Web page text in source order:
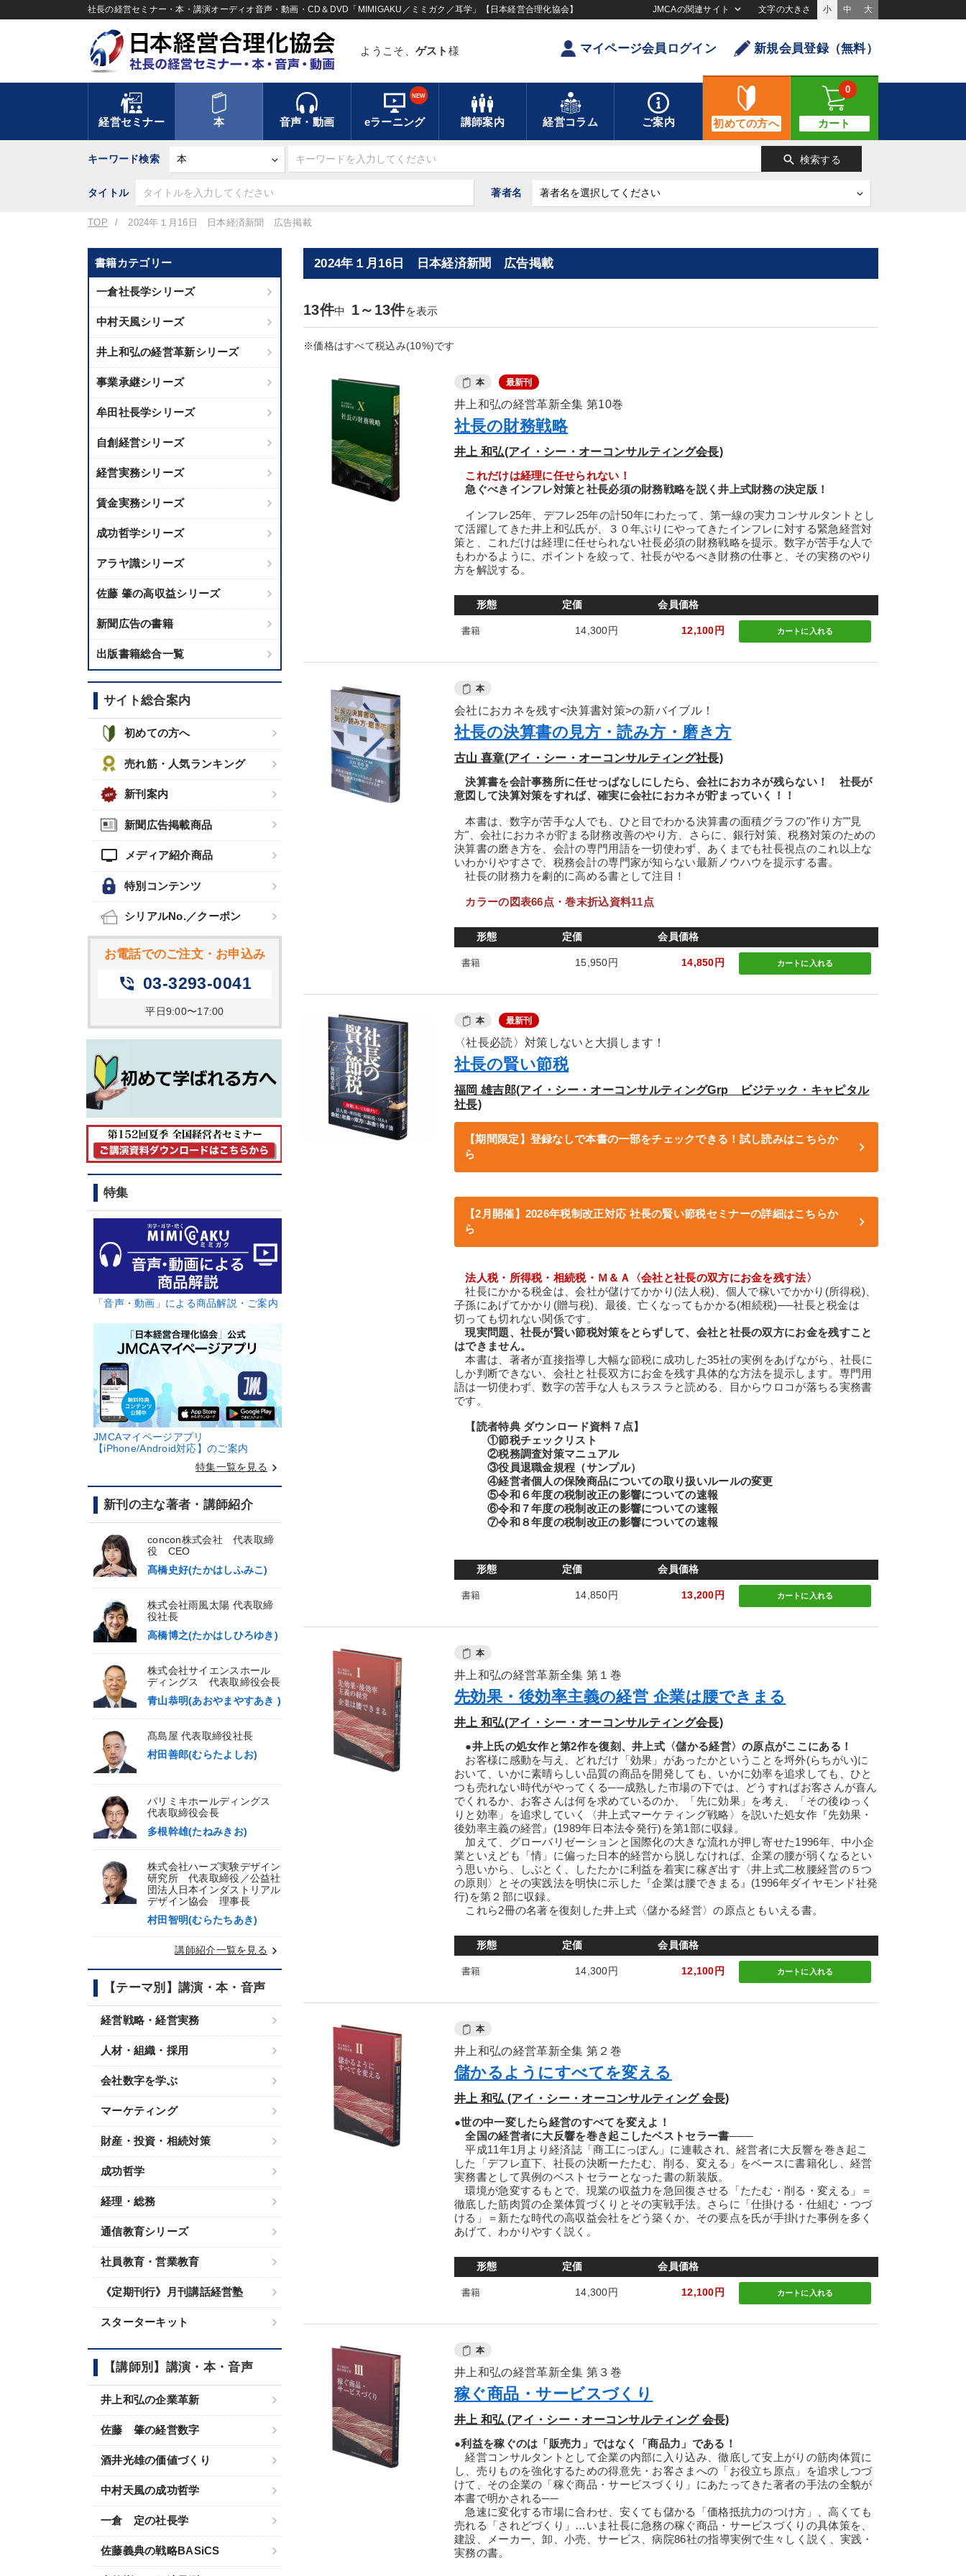
社長の経営セミナー・本・講演オーディオ音声・動画・CD＆DVD「MIMIGAKU／ミミガク／耳学」【日本経営合理化協会】 JMCAの関連サイト 文字の大きさ 小 中 大
ようこそ、 ゲスト 様 マイページ会員ログイン 新規会員登録（無料）
経営セミナー 本 音声・動画 eラーニング
NEW
講師案内 経営コラム ご案内 初めての方へ カート
0
キーワード検索 search 検索する
タイトル 著者名
TOP 2024年１月16日 日本経済新聞 広告掲載
書籍カテゴリー
一倉社長学シリーズ
中村天風シリーズ
井上和弘の経営革新シリーズ
事業承継シリーズ
牟田社長学シリーズ
自創経営シリーズ
経営実務シリーズ
賃金実務シリーズ
成功哲学シリーズ
アラヤ識シリーズ
佐藤 肇の高収益シリーズ
新聞広告の書籍
出版書籍総合一覧
サイト総合案内
初めての方へ
売れ筋・人気ランキング
新刊案内
新聞広告掲載商品
tv メディア紹介商品
特別コンテンツ
シリアルNo.／クーポン
お電話でのご注文・お申込み
phone_in_talk 03-3293-0041
平日9:00〜17:00
特集
「音声・動画」による商品解説・ご案内
JMCAマイページアプリ
【iPhone/Android対応】のご案内
特集一覧を見る keyboard_arrow_right
新刊の主な著者・講師紹介
concon株式会社 代表取締
役 CEO
髙橋史好(たかはしふみこ)
株式会社雨風太陽 代表取締
役社長
高橋博之(たかはしひろゆき)
株式会社サイエンスホール
ディングス 代表取締役会長
青山恭明(あおやまやすあき )
髙島屋 代表取締役社長
村田善郎(むらたよしお)
パリミキホールディングス
代表取締役会長
多根幹雄(たねみきお)
株式会社ハーズ実験デザイン
研究所 代表取締役／公益社
団法人日本インダストリアル
デザイン協会 理事長
村田智明(むらたちあき)
講師紹介一覧を見る keyboard_arrow_right
【テーマ別】講演・本・音声
経営戦略・経営実務
人材・組織・採用
会社数字を学ぶ
マーケティング
財産・投資・相続対策
成功哲学
経理・総務
通信教育シリーズ
社員教育・営業教育
《定期刊行》月刊講話経営塾
スターターキット
【講師別】講演・本・音声
井上和弘の企業革新
佐藤 肇の経営数字
酒井光雄の価値づくり
中村天風の成功哲学
一倉 定の社長学
佐藤義典の戦略BASiCS
2024年１月16日 日本経済新聞 広告掲載
13件中 1～13件を表示
※価格はすべて税込み(10%)です
本 最新刊
井上和弘の経営革新全集 第10巻
社長の財務戦略
井上 和弘(アイ・シー・オーコンサルティング会長)
これだけは経理に任せられない！
急ぐべきインフレ対策と社長必須の財務戦略を説く井上式財務の決定版！
インフレ25年、デフレ25年の計50年にわたって、第一線の実力コンサルタントとし
て活躍してきた井上和弘氏が、３０年ぶりにやってきたインフレに対する緊急経営対
策と、これだけは経理に任せられない社長必須の財務戦略を提示。数字が苦手な人で
もわかるように、ポイントを絞って、社長がやるべき財務の仕事と、その実務のやり
方を解説する。
形態 定価 会員価格
書籍 14,300円 12,100円 カートに 入れる
本
会社におカネを残す<決算書対策>の新バイブル！
社長の決算書の見方・読み方・磨き方
古山 喜章(アイ・シー・オーコンサルティング社長)
決算書を会計事務所に任せっぱなしにしたら、会社におカネが残らない！ 社長が
意図して決算対策をすれば、確実に会社におカネが貯まっていく！！
本書は、数字が苦手な人でも、ひと目でわかる決算書の面積グラフの"作り方""見
方"、会社におカネが貯まる財務改善のやり方、さらに、銀行対策、税務対策のための
決算書の磨き方を、会計の専門用語を一切使わず、あくまでも社長視点のこれ以上な
いわかりやすさで、税務会計の専門家が知らない最新ノウハウを提示する書。
社長の財務力を劇的に高める書として注目！
カラーの図表66点・巻末折込資料11点
形態 定価 会員価格
書籍 15,950円 14,850円 カートに 入れる
本 最新刊
〈社長必読〉対策しないと大損します！
社長の賢い節税
福岡 雄吉郎(アイ・シー・オーコンサルティングGrp ビジテック・キャピタル
社長)
【期間限定】登録なしで本書の一部をチェックできる！試し読みはこちらか
ら
【2月開催】2026年税制改正対応 社長の賢い節税セミナーの詳細はこちらか
ら
法人税・所得税・相続税・Ｍ＆Ａ〈会社と社長の双方にお金を残す法〉
社長にかかる税金は、会社が儲けてかかり(法人税)、個人で稼いでかかり(所得税)、
子孫にあげてかかり(贈与税)、最後、亡くなってもかかる(相続税)──社長と税金は
切っても切れない関係です。
現実問題、社長が賢い節税対策をとらずして、会社と社長の双方にお金を残すこと
はできません。
本書は、著者が直接指導し大幅な節税に成功した35社の実例をあげながら、社長に
しか判断できない、会社と社長双方にお金を残す具体的な方法を提示します。専門用
語は一切使わず、数字の苦手な人もスラスラと読める、目からウロコが落ちる実務書
です。
【読者特典 ダウンロード資料７点】
①節税チェックリスト
②税務調査対策マニュアル
③役員退職金規程（サンプル）
④経営者個人の保険商品についての取り扱いルールの変更
⑤令和６年度の税制改正の影響についての速報
⑥令和７年度の税制改正の影響についての速報
⑦令和８年度の税制改正の影響についての速報
形態 定価 会員価格
書籍 14,850円 13,200円 カートに 入れる
本
井上和弘の経営革新全集 第１巻
先効果・後効率主義の経営 企業は腰できまる
井上 和弘(アイ・シー・オーコンサルティング会長)
●井上氏の処女作と第2作を復刻、井上式〈儲かる経営〉の原点がここにある！
お客様に感動を与え、どれだけ「効果」があったかということを埒外(らちがい)に
おいて、いかに素晴らしい品質の商品を開発しても、いかに効率を追求しても、ひと
つも売れない時代がやってくる──成熟した市場の下では、どうすればお客さんが喜ん
でくれるか、お客さんは何を求めているのか、「先に効果」を考え、「その後ゆっく
りと効率」を追求していく〈井上式マーケティング戦略〉を説いた処女作『先効果・
後効率主義の経営』(1989年日本法令発行)を第1部に収録。
加えて、グローバリゼーションと国際化の大きな流れが押し寄せた1996年、中小企
業といえども「情」に偏った日本的経営から脱しなければ、企業の腰が弱くなるとい
う思いから、しぶとく、したたかに利益を着実に稼ぎ出す〈井上式二枚腰経営の５つ
の原則〉とその実践法を明快に示した『企業は腰できまる』(1996年ダイヤモンド社発
行)を第２部に収録。
これら2冊の名著を復刻した井上式〈儲かる経営〉の原点ともいえる書。
形態 定価 会員価格
書籍 14,300円 12,100円 カートに 入れる
本
井上和弘の経営革新全集 第２巻
儲かるようにすべてを変える
井上 和弘 (アイ・シー・オーコンサルティング 会長)
●世の中一変したら経営のすべてを変えよ！
全国の経営者に大反響を巻き起こしたベストセラー書───
平成11年1月より経済誌「商工にっぽん」に連載され、経営者に大反響を巻き起こ
した「デフレ直下、社長の決断ーたたむ、削る、変える」をベースに書籍化し、経営
実務書として異例のベストセラーとなった書の新装版。
環境が急変するもとで、現業の収益力を急回復させる「たたむ・削る・変える」＝
徹底した筋肉質の企業体質づくりとその実戦手法。さらに「仕掛ける・仕組む・つづ
ける」＝新たな時代の高収益会社をどう築くか、その要点を氏が手掛けた事例を多く
あげて、わかりやすく説く。
形態 定価 会員価格
書籍 14,300円 12,100円 カートに 入れる
本
井上和弘の経営革新全集 第３巻
稼ぐ商品・サービスづくり
井上 和弘 (アイ・シー・オーコンサルティング 会長)
●利益を稼ぐのは「販売力」ではなく「商品力」である！
経営コンサルタントとして企業の内部に入り込み、徹底して安上がりの筋肉体質に
し、売りものを強化するための得意先・お客さまへの「お役立ち原点」を追求しつづ
けて、その企業の「稼ぐ商品・サービスづくり」にあたってきた著者の手法の全貌が
本書で明かされる──
急速に変化する市場に合わせ、安くても儲かる「価格抵抗力のつけ方」、高くても
売れる「されどづくり」…いま社長に急務の稼ぐ商品・サービスづくりの具体策を、
建設、メーカー、卸、小売、サービス、病院86社の指導実例で生々しく説く、実践・
実務の書。